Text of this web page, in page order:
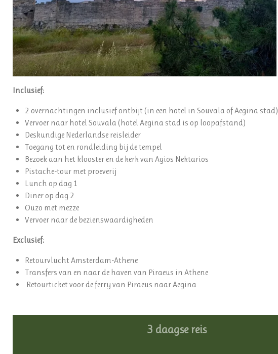
Inclusief:
2 overnachtingen inclusief ontbijt (in een hotel in Souvala of Aegina stad)
Vervoer naar hotel Souvala (hotel Aegina stad is op loopafstand)
Deskundige Nederlandse reisleider
Toegang tot en rondleiding bij de tempel
Bezoek aan het klooster en de kerk van Agios Nektarios
Pistache-tour met proeverij
Lunch op dag 1
Diner op dag 2
Ouzo met mezze
Vervoer naar de bezienswaardigheden
Exclusief:
Retourvlucht Amsterdam-Athene
Transfers van en naar de haven van Piraeus in Athene
Retourticket voor de ferry van Piraeus naar Aegina
3 daagse reis